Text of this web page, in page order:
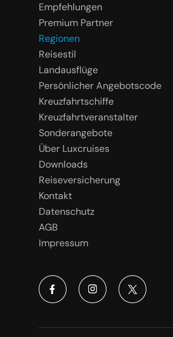
Empfehlungen
Premium Partner
Regionen
Reisestil
Landausflüge
Persönlicher Angebotscode
Kreuzfahrtschiffe
Kreuzfahrtveranstalter
Sonderangebote
Über Luxcruises
Downloads
Reiseversicherung
Kontakt
Datenschutz
AGB
Impressum